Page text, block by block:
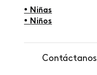
• Niñas
• Niños
Contáctanos